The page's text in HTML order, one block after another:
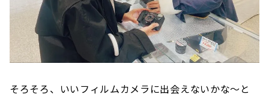
そろそろ、いいフィルムカメラに出会えないかな〜と